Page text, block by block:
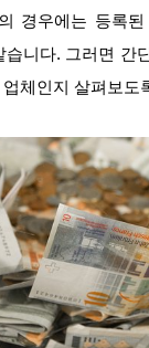
경우에는 등록
니다. 그러면 간
체인지 살펴보도